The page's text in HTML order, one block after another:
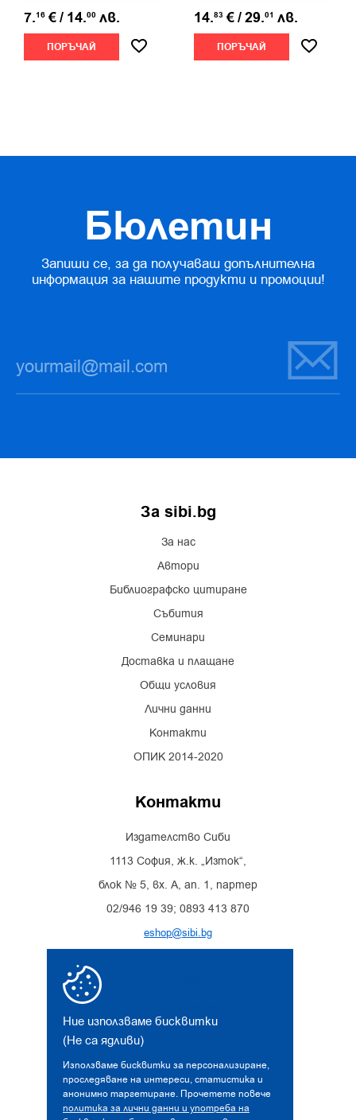
Ние използваме бисквитки
(Не са ядливи)
Използваме бисквитки за персонализиране,
проследяване на интереси, статистика и
анонимно таргетиране. Прочетете повече
политика за лични данни и употреба на
7.16 €/ 14.00 лв.
ПОРЪЧАЙ
14.83 €/29.01 лв.
ПОРЪЧАЙ
Бюлетин
Запиши се, за да получаваш допълнителна
информация за нашите продукти и промоции!
За sibi.bg
За нас
Автори
Библиографско цитиране
Събития
Семинари
Доставка и плащане
Общи условия
Лични данни
Контакти
ОПИК 2014-2020
Контакти
Издателство Сиби
1113 София, ж.к. „Изток“,
блок № 5, вх. А, ап. 1, партер
02/946 19 39; 0893 413 870
eshop@sibi.bg